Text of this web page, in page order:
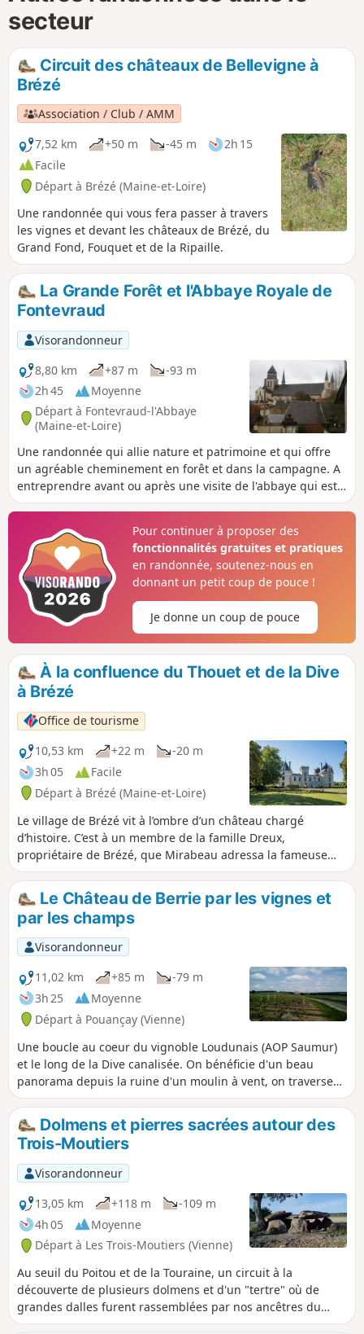
secteur
Circuit des châteaux de Bellevigne à
Brézé
Association / Club / AMM
7,52 km
+50 m -45 m
2h 15
Facile
Départ à Brézé (Maine-et-Loire)
Une randonnée qui vous fera passer à travers
les vignes et devant les châteaux de Brézé, du
Grand Fond, Fouquet et de la Ripaille.
La Grande Forêt et l'Abbaye Royale de
Fontevraud
Visorandonneur
8,80 km
+87 m
-93 m
2h 45
Moyenne
Départ à Fontevraud-l'Abbaye
(Maine-et-Loire)
Une randonnée qui allie nature et patrimoine et qui offre
un agréable cheminement en forêt et dans la campagne. A
entreprendre avant ou après une visite de l'abbaye qui est
un haut lieu de l'art roman.
Pour continuer à proposer des
fonctionnalités gratuites et pratiques
en randonnée, soutenez-nous en
donnant un petit coup de pouce !
Je donne un coup de pouce
À la confluence du Thouet et de la Dive
à Brézé
Office de tourisme
10,53 km
+22 m
-20 m
3h 05
Facile
Départ à Brézé (Maine-et-Loire)
Le village de Brézé vit à l’ombre d’un château chargé
d’histoire. C’est à un membre de la famille Dreux,
propriétaire de Brézé, que Mirabeau adressa la fameuse
réplique le 23 juin 1789 : Nous sommes ici par la volonté du
peuple et nous n’en sortirons que par la force des
baïonnettes. Chemins de halage enherbés ou empierrés le
long du Thouet et du Canal de la Dive.
Le Château de Berrie par les vignes et
par les champs
Visorandonneur
11,02 km
+85 m
-79 m
3h 25
Moyenne
Départ à Pouançay (Vienne)
Une boucle au coeur du vignoble Loudunais (AOP Saumur)
et le long de la Dive canalisée. On bénéficie d'un beau
panorama depuis la ruine d'un moulin à vent, on traverse
de beaux villages aux caves troglodytes et on passe au pied
d'un ancien château-fort aux douves encore visibles. Circuit
conçu et balisé par la Communauté de Communes du
Loudunais, et labellisé par le comité départemental FFRP de
la Vienne
Dolmens et pierres sacrées autour des
Trois-Moutiers
Visorandonneur
13,05 km
+118 m
-109 m
4h 05
Moyenne
Départ à Les Trois-Moutiers (Vienne)
Au seuil du Poitou et de la Touraine, un circuit à la
découverte de plusieurs dolmens et d'un "tertre" où de
grandes dalles furent rassemblées par nos ancêtres du
Néolithique. Une randonnée qui alterne les passages entre